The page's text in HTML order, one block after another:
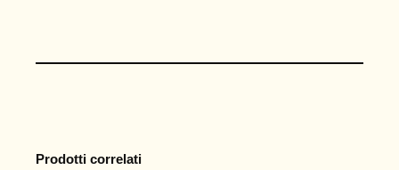
Prodotti correlati